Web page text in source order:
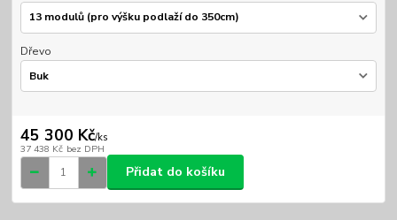
Dřevo
45 300 Kč/ks
37 438 Kč bez DPH
Přidat do košíku